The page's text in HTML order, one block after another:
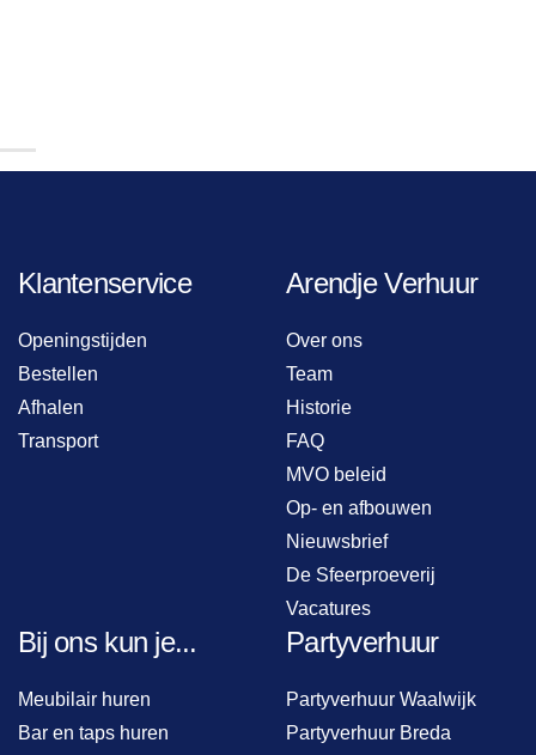
Klantenservice
Openingstijden
Bestellen
Afhalen
Transport
Arendje Verhuur
Over ons
Team
Historie
FAQ
MVO beleid
Op- en afbouwen
Nieuwsbrief
De Sfeerproeverij
Vacatures
Bij ons kun je...
Meubilair huren
Bar en taps huren
Partyverhuur
Partyverhuur Waalwijk
Partyverhuur Breda